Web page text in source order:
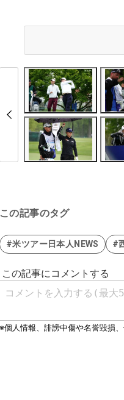
この記事のタグ
#米ツアー日本人NEWS #